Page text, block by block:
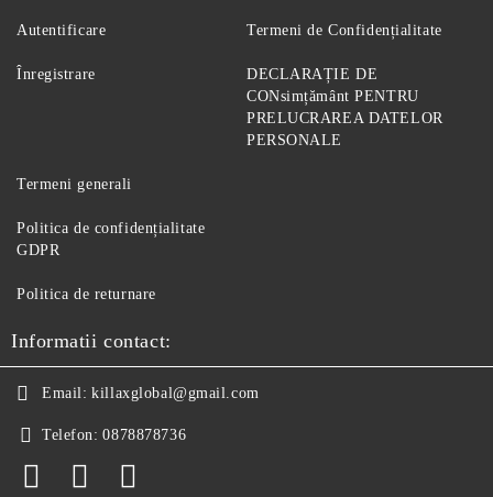
Autentificare
Înregistrare
Termeni de Confidențialitate
DECLARAȚIE DE
CONsimțământ PENTRU
PRELUCRAREA DATELOR
PERSONALE
Termeni generali
Politica de confidențialitate
GDPR
Politica de returnare
Informatii contact:
Email: killaxglobal@gmail.com
Telefon: 0878878736